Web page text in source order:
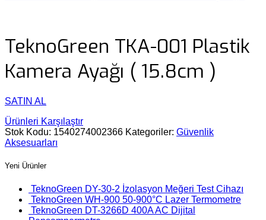
TeknoGreen TKA-001 Plastik
Kamera Ayağı ( 15.8cm )
SATIN AL
Ürünleri Karşılaştır
Stok Kodu: 1540274002366 Kategoriler: Güvenlik
Aksesuarları
Yeni Ürünler
TeknoGreen DY-30-2 İzolasyon Meğeri Test Cihazı
TeknoGreen WH-900 50-900°C Lazer Termometre
TeknoGreen DT-3266D 400A AC Dijital